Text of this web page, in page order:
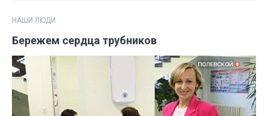
НАШИ ЛЮДИ
Бережем сердца трубников